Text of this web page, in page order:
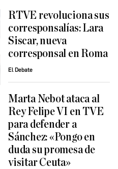
RTVE revoluciona sus
corresponsalías: Lara
Siscar, nueva
corresponsal en Roma
El Debate
Marta Nebot ataca al
Rey Felipe VI en TVE
para defender a
Sánchez: «Pongo en
duda su promesa de
visitar Ceuta»